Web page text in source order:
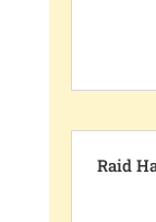
Raid